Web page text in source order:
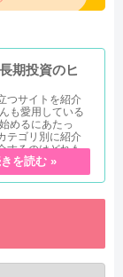
期投資のヒ
つサイトを紹介
も愛用している
めるにあたっ
テゴリ別に紹介
するのはどれも